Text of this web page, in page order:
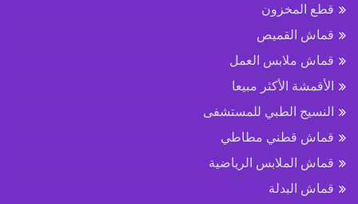
قطع المخزون
قماش القميص
قماش ملابس العمل
الأقمشة الأكثر مبيعا
النسيج الطبي للمستشفى
قماش قطني مطاطي
قماش الملابس الرياضية
قماش البدلة